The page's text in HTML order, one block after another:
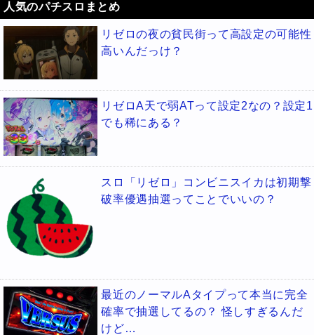
人気のパチスロまとめ
リゼロの夜の貧民街って高設定の可能性
高いんだっけ？
リゼロA天で弱ATって設定2なの？設定1
でも稀にある？
スロ「リゼロ」コンビニスイカは初期撃
破率優遇抽選ってことでいいの？
最近のノーマルAタイプって本当に完全
確率で抽選してるの？ 怪しすぎるんだ
けど…